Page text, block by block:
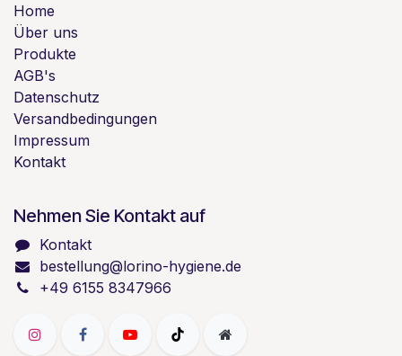
Home
Über uns
Produkte
AGB's
Datenschutz
Versandbedingungen
Impressum
Kontakt
Nehmen Sie Kontakt auf
Kontakt
bestellung@lorino-hygiene.de
+49 6155 8347966